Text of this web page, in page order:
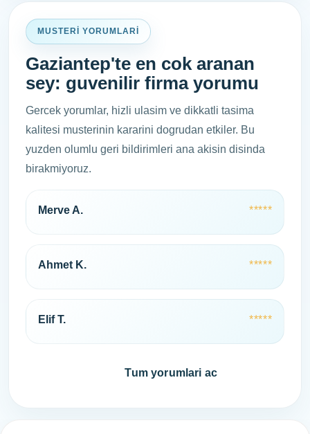
MUSTERI YORUMLARI
Gaziantep'te en cok aranan
sey: guvenilir firma yorumu
Gercek yorumlar, hizli ulasim ve dikkatli tasima
kalitesi musterinin kararini dogrudan etkiler. Bu
yuzden olumlu geri bildirimleri ana akisin disinda
birakmiyoruz.
Merve A. *****
Ahmet K. *****
Elif T. *****
Tum yorumlari ac